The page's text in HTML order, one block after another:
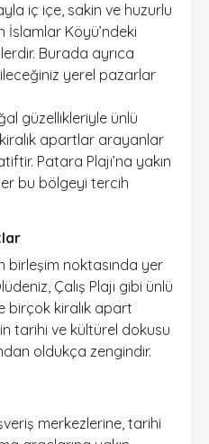
iç içe, sakin ve huzurlu
Köyü’ndeki
Burada ayrıca
yerel pazarlar
güzellikleriyle ünlü
apartlar arayanlar
Patara Plajı’na yakın
bu bölgeyi tercih
birleşim noktasında yer
Çalış Plajı gibi ünlü
birçok kiralık apart
tarihi ve kültürel dokusu
oldukça zengindir.
merkezlerine, tarihi